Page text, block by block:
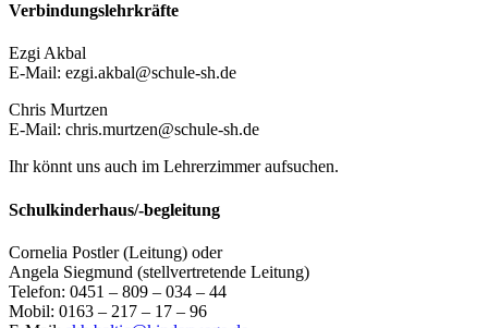
Verbindungslehrkräfte
Ezgi Akbal
E-Mail: ezgi.akbal@schule-sh.de
Chris Murtzen
E-Mail: chris.murtzen@schule-sh.de
Ihr könnt uns auch im Lehrerzimmer aufsuchen.
Schulkinderhaus/-begleitung
Cornelia Postler (Leitung) oder
Angela Siegmund (stellvertretende Leitung)
Telefon: 0451 – 809 – 034 – 44
Mobil: 0163 – 217 – 17 – 96